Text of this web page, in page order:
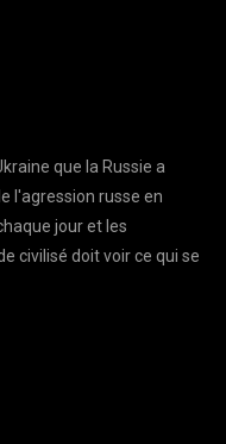
que la Russie a
l'agression russe en
jour et les
civilisé doit voir ce qui se